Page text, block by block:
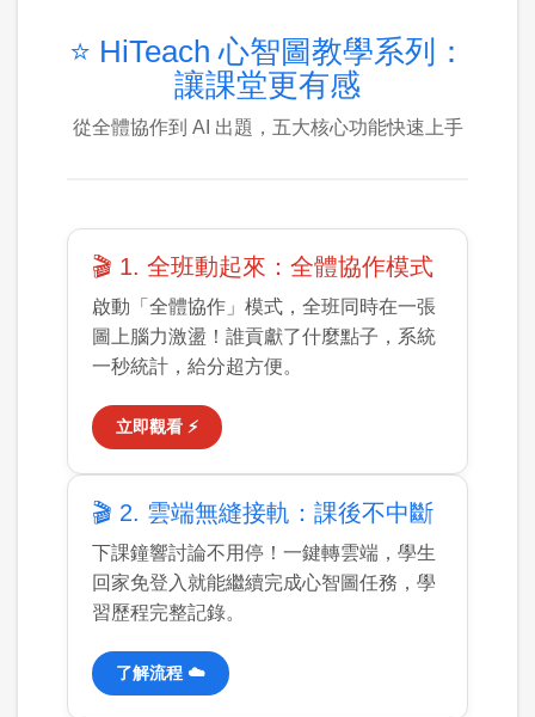
⭐ HiTeach 心智圖教學系列：
讓課堂更有感
從全體協作到 AI 出題，五大核心功能快速上手
🎬 1. 全班動起來：全體協作模式
啟動「全體協作」模式，全班同時在一張
圖上腦力激盪！誰貢獻了什麼點子，系統
一秒統計，給分超方便。
立即觀看 ⚡
🎬 2. 雲端無縫接軌：課後不中斷
下課鐘響討論不用停！一鍵轉雲端，學生
回家免登入就能繼續完成心智圖任務，學
習歷程完整記錄。
了解流程 ☁️